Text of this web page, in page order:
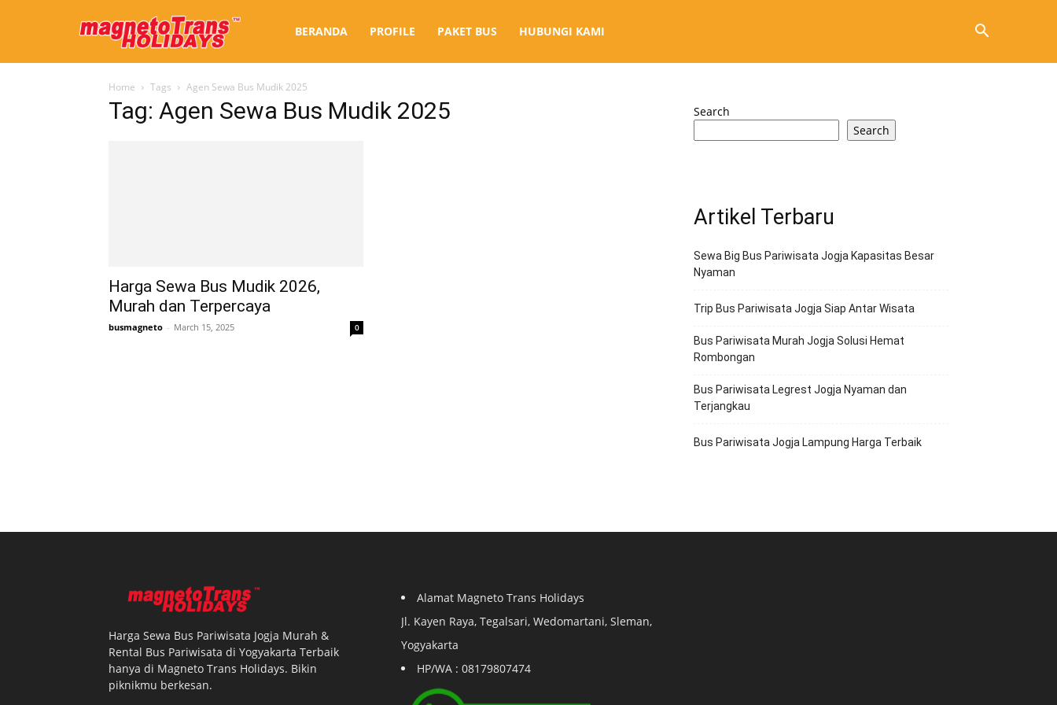
Bus
BERANDA PROFILE PAKET BUS HUBUNGI KAMI
Home Tags Agen Sewa Bus Mudik 2025
Tag: Agen Sewa Bus Mudik 2025
Harga Sewa Bus Mudik 2026,
Murah dan Terpercaya
busmagneto - March 15, 2025 0
Search
Search
Artikel Terbaru
Sewa Big Bus Pariwisata Jogja Kapasitas Besar
Nyaman
Trip Bus Pariwisata Jogja Siap Antar Wisata
Bus Pariwisata Murah Jogja Solusi Hemat
Rombongan
Bus Pariwisata Legrest Jogja Nyaman dan
Terjangkau
Bus Pariwisata Jogja Lampung Harga Terbaik
Harga Sewa Bus Pariwisata Jogja Murah &
Rental Bus Pariwisata di Yogyakarta Terbaik
hanya di Magneto Trans Holidays. Bikin
piknikmu berkesan.
Alamat Magneto Trans Holidays
Jl. Kayen Raya, Tegalsari, Wedomartani, Sleman,
Yogyakarta
HP/WA : 08179807474